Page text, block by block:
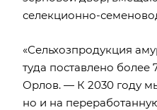
селекционно-
«Сельхозпродукция
туда поставлено более
Орлов. — К 2030 году
но и на